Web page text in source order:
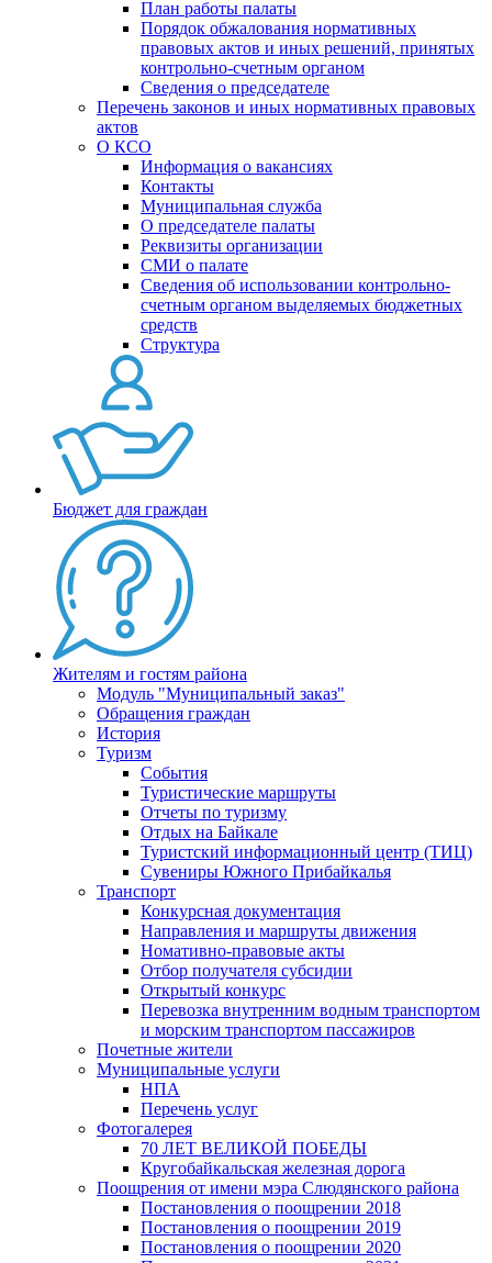
План работы палаты
Порядок обжалования нормативных
правовых актов и иных решений, принятых
контрольно-счетным органом
Сведения о председателе
Перечень законов и иных нормативных правовых
актов
О КСО
Информация о вакансиях
Контакты
Муниципальная служба
О председателе палаты
Реквизиты организации
СМИ о палате
Сведения об использовании контрольно-
счетным органом выделяемых бюджетных
средств
Структура
Бюджет для граждан
Жителям и гостям района
Модуль "Муниципальный заказ"
Обращения граждан
История
Туризм
События
Туристические маршруты
Отчеты по туризму
Отдых на Байкале
Туристский информационный центр (ТИЦ)
Сувениры Южного Прибайкалья
Транспорт
Конкурсная документация
Направления и маршруты движения
Номативно-правовые акты
Отбор получателя субсидии
Открытый конкурс
Перевозка внутренним водным транспортом
и морским транспортом пассажиров
Почетные жители
Муниципальные услуги
НПА
Перечень услуг
Фотогалерея
70 ЛЕТ ВЕЛИКОЙ ПОБЕДЫ
Кругобайкальская железная дорога
Поощрения от имени мэра Слюдянского района
Постановления о поощрении 2018
Постановления о поощрении 2019
Постановления о поощрении 2020